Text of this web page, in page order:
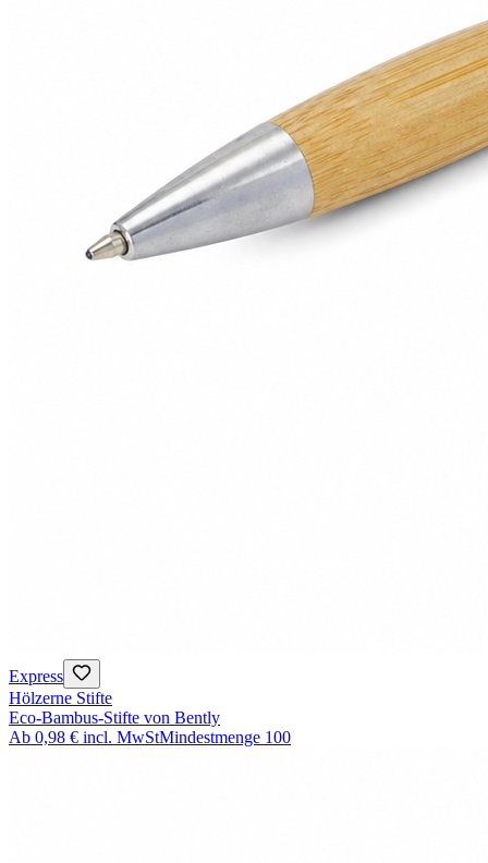
Express
Hölzerne Stifte
Eco-Bambus-Stifte von Bently
Ab 0,98 € incl. MwStMindestmenge 100